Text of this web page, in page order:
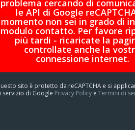
problema cercando di
le API di Google
momento non sei in grado di
modulo contatto. Per favore
più tardi - ricaricate la
controllate anche la
connessione internet.
sito è protetto da reCAPTCHA e si
servizio di Google Privacy Policye Termini di